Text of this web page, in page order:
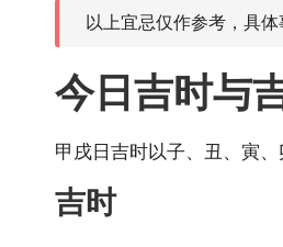
以上宜忌仅作参考，具
今日吉时与
甲戌日吉时以子、丑、寅
吉时